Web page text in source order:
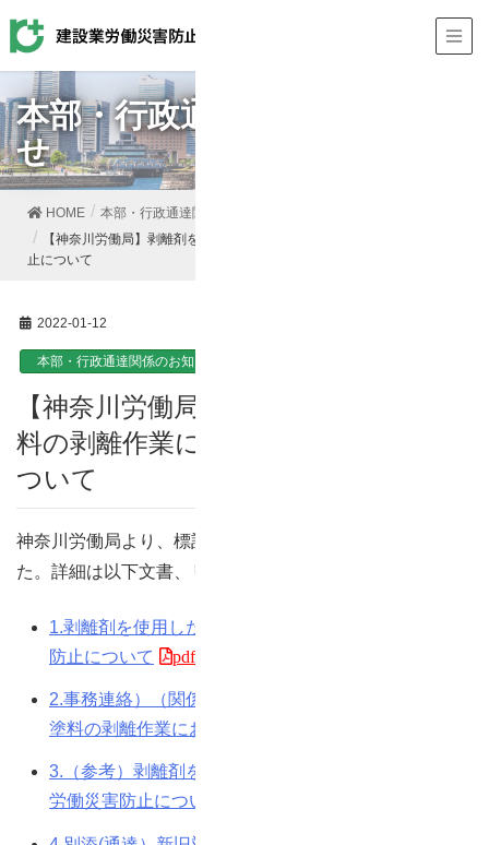
本部・行政通達関係のお知ら
せ
HOME
本部・行政通達関係のお知らせ
【神奈川労働局】剥離剤を使用した塗料の剥離作業における労働災害防
止について
2022-01-12
本部・行政通達関係のお知らせ
【神奈川労働局】剥離剤を使用した塗
料の剥離作業における労働災害防止に
ついて
神奈川労働局より、標記についての周知依頼がございまし
た。詳細は以下文書、リーフレット等をご確認ください。
1.剥離剤を使用した塗料の剥離作業における労働災害
防止について
2.事務連絡）（関係団体の長あて）剥離剤を使用した
塗料の剥離作業における労働災害防止について
3.（参考）剥離剤を使用した塗料の剥離作業における
労働災害防止について